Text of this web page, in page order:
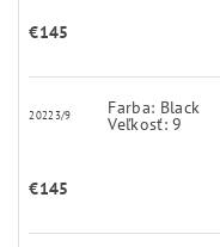
€145
20223/9 Farba: Black
Veľkosť: 9
€145